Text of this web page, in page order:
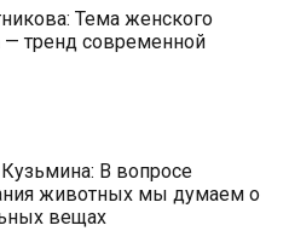
Тема женского
— тренд современной
Кузьмина: В вопросе
животных мы думаем о
вещах